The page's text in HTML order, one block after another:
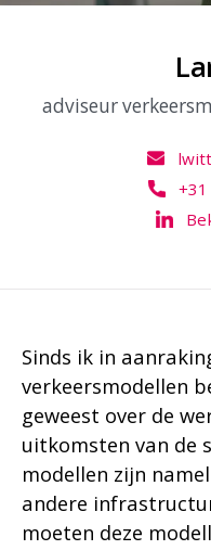
adviseur
Sinds ik in
verkeersmodellen
geweest over de
uitkomsten van de
modellen zijn
andere
moeten deze